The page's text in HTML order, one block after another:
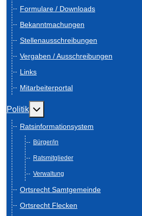
Formulare / Downloads
Bekanntmachungen
Stellenausschreibungen
Vergaben / Ausschreibungen
Links
Mitarbeiterportal
Politik Weitere Informationen: Politik
Ratsinformationsystem
Bürger/in
Ratsmitglieder
Verwaltung
Ortsrecht Samtgemeinde
Ortsrecht Flecken